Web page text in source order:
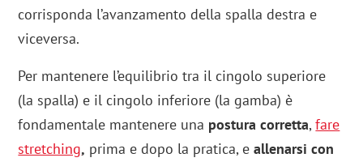
corrisponda l’avanzamento della spalla destra e
viceversa.
Per mantenere l’equilibrio tra il cingolo superiore
(la spalla) e il cingolo inferiore (la gamba) è
fondamentale mantenere una postura corretta,fare
stretching, prima e dopo la pratica, eallenarsi con